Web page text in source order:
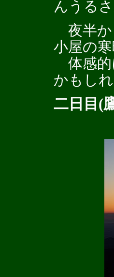
んうる
夜半か
小屋の
体感的
かもしれ
二日目(